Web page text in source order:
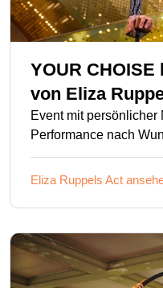
YOUR
von Eliza
Event mit
Performance nach
Eliza Ruppels Act